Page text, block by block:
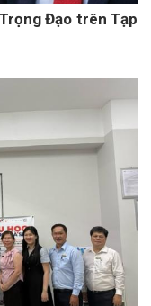
Đạo trên Tạp